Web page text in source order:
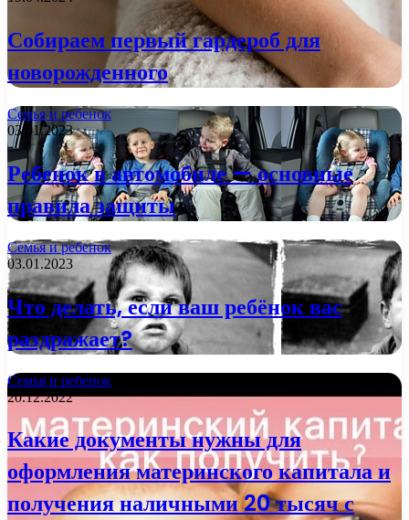
Собираем первый гардероб для
новорожденного
Семья и ребенок
03.01.2023
Ребенок в автомобиле — основные
правила защиты
Семья и ребенок
03.01.2023
Что делать, если ваш ребёнок вас
раздражает?
Семья и ребенок
20.12.2022
Какие документы нужны для
оформления материнского капитала и
получения наличными 20 тысяч с